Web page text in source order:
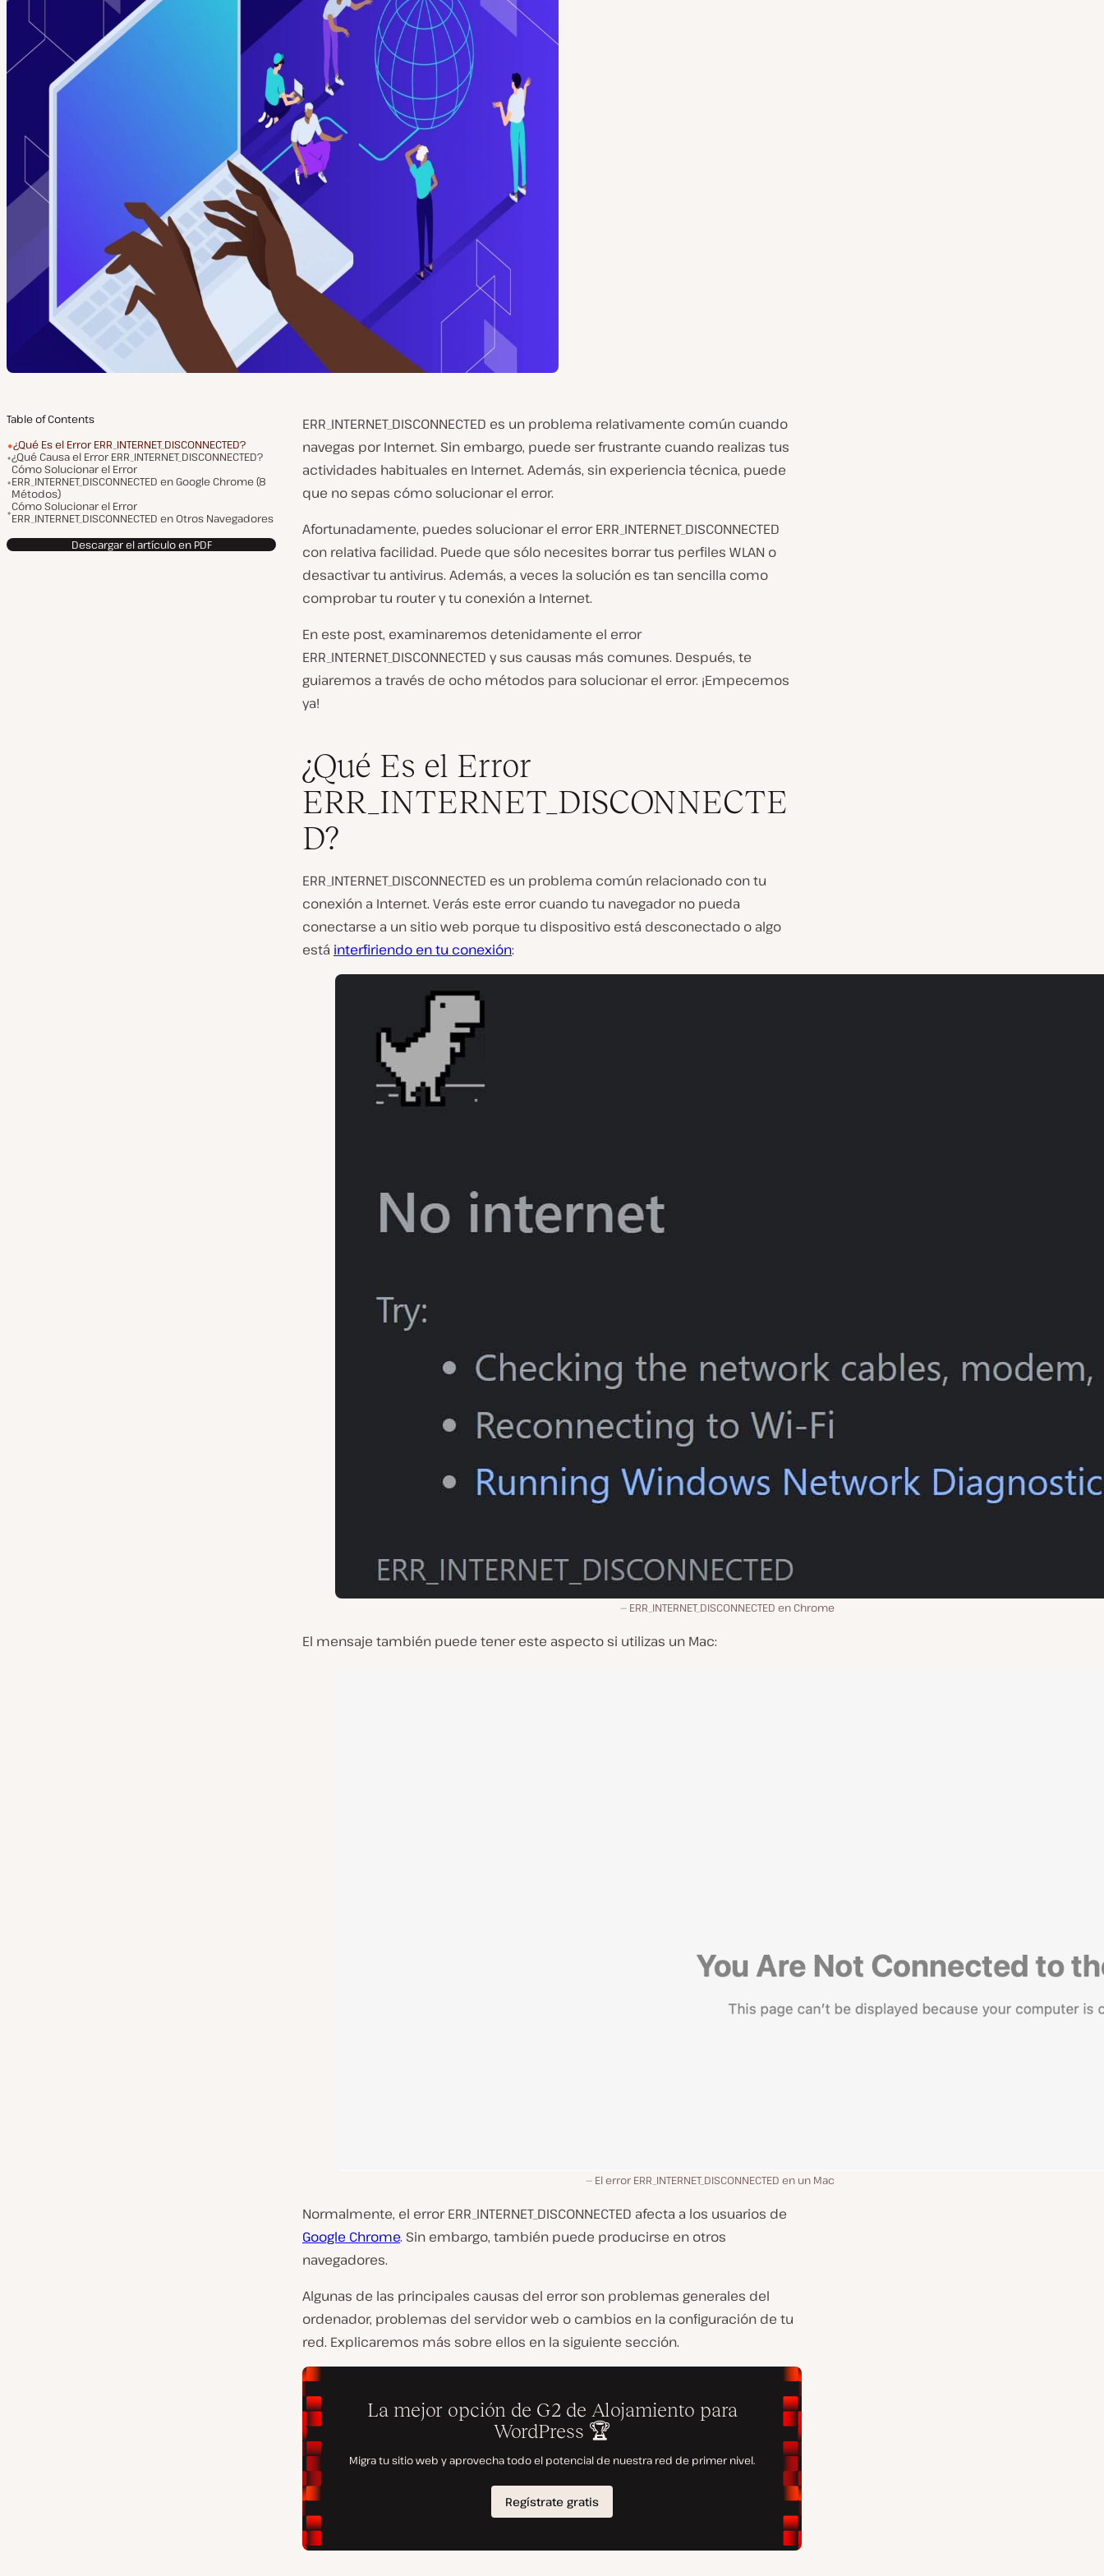
Table of Contents
¿Qué Es el Error ERR_INTERNET_DISCONNECTED?
¿Qué Causa el Error ERR_INTERNET_DISCONNECTED?
Cómo Solucionar el Error
ERR_INTERNET_DISCONNECTED en Google Chrome (8
Métodos)
Cómo Solucionar el Error
ERR_INTERNET_DISCONNECTED en Otros Navegadores
Descargar el artículo en PDF
ERR_INTERNET_DISCONNECTED es un problema relativamente común cuando
navegas por Internet. Sin embargo, puede ser frustrante cuando realizas tus
actividades habituales en Internet. Además, sin experiencia técnica, puede
que no sepas cómo solucionar el error.
Afortunadamente, puedes solucionar el error ERR_INTERNET_DISCONNECTED
con relativa facilidad. Puede que sólo necesites borrar tus perfiles WLAN o
desactivar tu antivirus. Además, a veces la solución es tan sencilla como
comprobar tu router y tu conexión a Internet.
En este post, examinaremos detenidamente el error
ERR_INTERNET_DISCONNECTED y sus causas más comunes. Después, te
guiaremos a través de ocho métodos para solucionar el error. ¡Empecemos
ya!
¿Qué Es el Error
ERR_INTERNET_DISCONNECTE
D?
ERR_INTERNET_DISCONNECTED es un problema común relacionado con tu
conexión a Internet. Verás este error cuando tu navegador no pueda
conectarse a un sitio web porque tu dispositivo está desconectado o algo
está interfiriendo en tu conexión:
ERR_INTERNET_DISCONNECTED en Chrome
El mensaje también puede tener este aspecto si utilizas un Mac:
El error ERR_INTERNET_DISCONNECTED en un Mac
Normalmente, el error ERR_INTERNET_DISCONNECTED afecta a los usuarios de
Google Chrome. Sin embargo, también puede producirse en otros
navegadores.
Algunas de las principales causas del error son problemas generales del
ordenador, problemas del servidor web o cambios en la configuración de tu
red. Explicaremos más sobre ellos en la siguiente sección.